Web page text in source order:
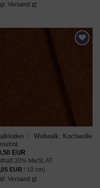
Versand
♡ Wollwalk, Kochwolle
EUR
20% MwSt. AT
EUR / 10 cm)
Versand